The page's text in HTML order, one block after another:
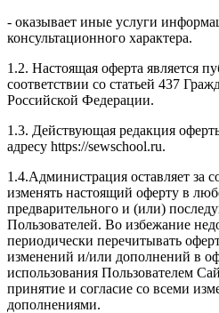
- оказывает иные услуги
консультационного характера.
1.2. Настоящая оферта является
соответствии со статьей 437
Российской Федерации.
1.3. Действующая редакция
адресу https://sewschool.ru.
1.4.Администрация оставляет за
изменять настоящий оферту в
предварительного и (или)
Пользователей. Во избежание
периодически перечитывать
изменений и/или дополнений в
использования Пользователем
принятие и согласие со всеми
дополнениями.